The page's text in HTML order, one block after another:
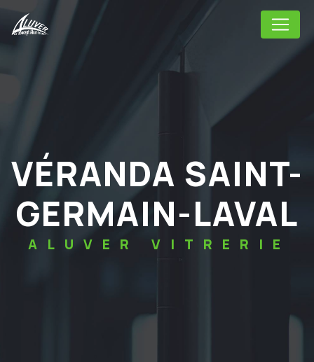
VÉRANDA SAINT-
GERMAIN-LAVAL
ALUVER VITRERIE
Panneau de gestion des cookies